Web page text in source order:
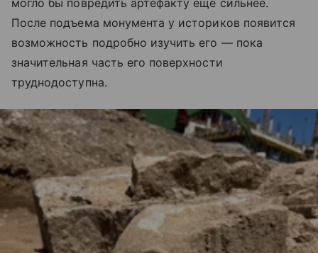
могло бы повредить артефакту еще сильнее.
После подъема монумента у историков появится
возможность подробно изучить его — пока
значительная часть его поверхности
труднодоступна.